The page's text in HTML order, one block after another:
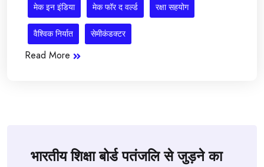
मेक इन इंडिया मेक फॉर द वर्ल्ड रक्षा सहयोग
वैश्विक निर्यात सेमीकंडक्टर
Read More
भारतीय शिक्षा बोर्ड पतंजलि से जुड़ने का